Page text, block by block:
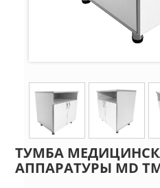
ТУМБА
АППАРАТУРЫ MD